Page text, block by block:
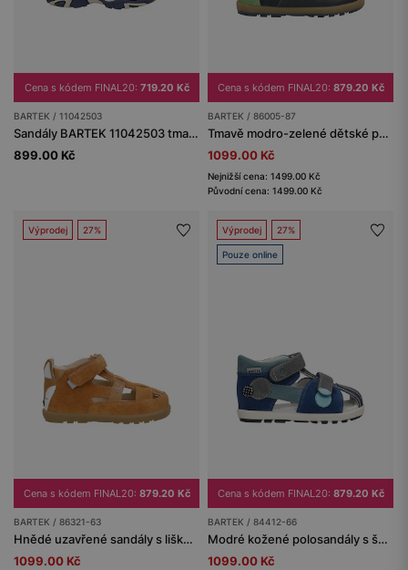
Cena s kódem FINAL20: 719.20 Kč
BARTEK / 11042503
Sandály BARTEK 11042503 tmavě modré, zapínání na suchý zip
899.00 Kč
Cena s kódem FINAL20: 879.20 Kč
BARTEK / 86005-87
Tmavě modro-zelené dětské polobotky s výřezy BARTEK 86005-87
1099.00 Kč
Nejnižší cena: 1499.00 Kč
Původní cena: 1499.00 Kč
Výprodej 27%
Cena s kódem FINAL20: 879.20 Kč
BARTEK / 86321-63
Hnědé uzavřené sandály s liškou BARTEK 86321-63
1099.00 Kč
Výprodej 27%
Pouze online
Cena s kódem FINAL20: 879.20 Kč
BARTEK / 84412-66
Modré kožené polosandály s šedými vsadkami BARTEK 84412-66
1099.00 Kč